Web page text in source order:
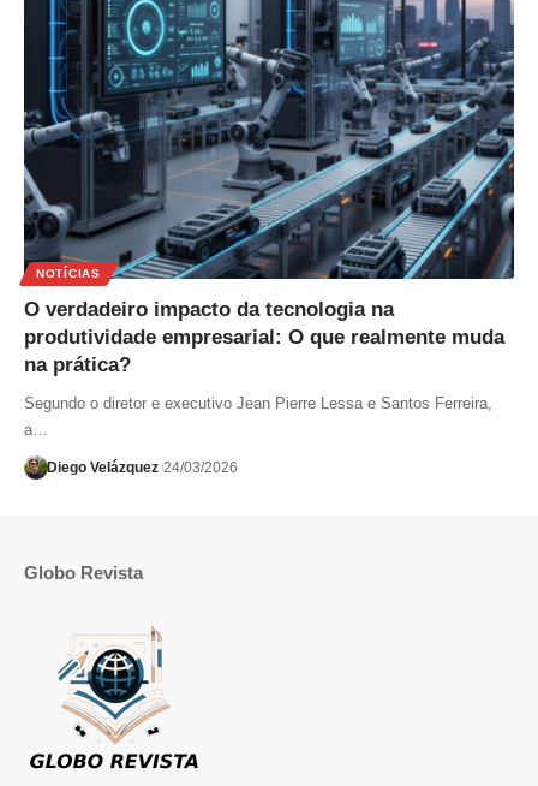
NOTÍCIAS
O verdadeiro impacto da tecnologia na
produtividade empresarial: O que realmente muda
na prática?
Segundo o diretor e executivo Jean Pierre Lessa e Santos Ferreira,
a…
Diego Velázquez 24/03/2026
Globo Revista